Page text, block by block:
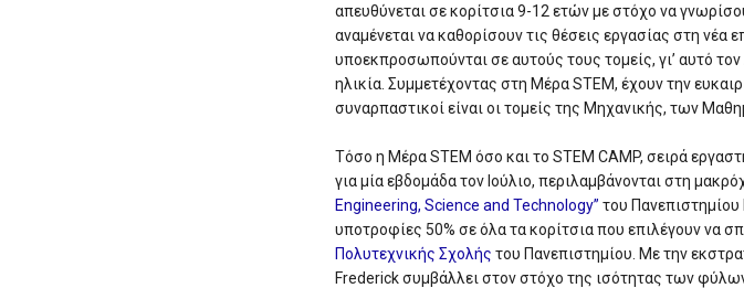
απευθύνεται σε κορίτσια 9-12 ετών με στόχο να
αναμένεται να καθορίσουν τις θέσεις εργασίας στη νέα
υποεκπροσωπούνται σε αυτούς τους τομείς, γι’ αυτό
ηλικία. Συμμετέχοντας στη Μέρα STEM, έχουν την
συναρπαστικοί είναι οι τομείς της Μηχανικής, των
Τόσο η Μέρα STEM όσο και το STEM CAMP, σειρά
για μία εβδομάδα τον Ιούλιο, περιλαμβάνονται στη
Engineering, Science and Technology” του
υποτροφίες 50% σε όλα τα κορίτσια που επιλέγουν να
Πολυτεχνικής Σχολής του Πανεπιστημίου. Με την
Frederick συμβάλλει στον στόχο της ισότητας των